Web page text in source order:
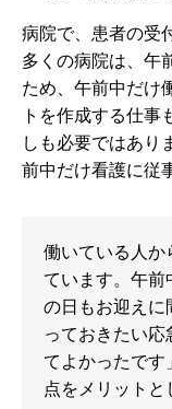
病院で、患者の受
多くの病院は、午
ため、午前中だけ
トを作成する仕事
しも必要ではあり
前中だけ看護に従
働いている人か
ています。午前
の日もお迎えに
っておきたい
てよかったです
点をメリットと